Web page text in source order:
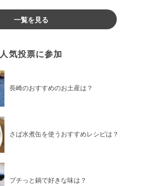
一覧を見る
人気投票に参加
長崎のおすすめのお土産は？
さば水煮缶を使うおすすめレシピは？
プチっと鍋で好きな味は？